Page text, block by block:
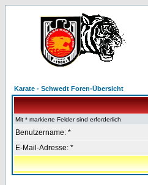
Karate - Schwedt Foren-Übersicht
Mit * markierte Felder sind erforderlich
Benutzername: *
E-Mail-Adresse: *